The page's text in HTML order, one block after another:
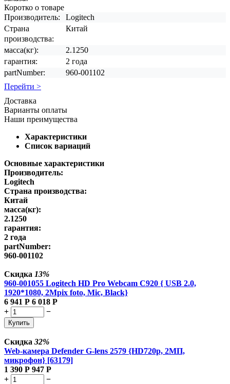
Коротко о товаре
Производитель:
Logitech
Страна
производства:
Китай
масса(кг):
2.1250
гарантия:
2 года
partNumber:
960-001102
Перейти >
Доставка
Варианты оплаты
Наши преимущества
Характеристики
Список вариаций
Основные характеристики
Производитель:
Logitech
Страна производства:
Китай
масса(кг):
2.1250
гарантия:
2 года
partNumber:
960-001102
Скидка 13%
960-001055 Logitech HD Pro Webcam C920 { USB 2.0,
1920*1080, 2Mpix foto, Mic, Black}
6 941 Р 6 018 Р
+
−
Купить
Скидка 32%
Web-камера Defender G-lens 2579 {HD720p, 2МП,
микрофон} [63179]
1 390 Р 947 Р
+
−